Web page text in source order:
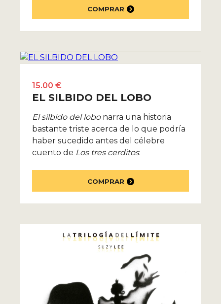
COMPRAR
15.00 €
EL SILBIDO DEL LOBO
El silbido del lobonarra una historia
bastante triste acerca de lo que podría
haber sucedido antes del célebre
cuento de Los tres cerditos.
COMPRAR